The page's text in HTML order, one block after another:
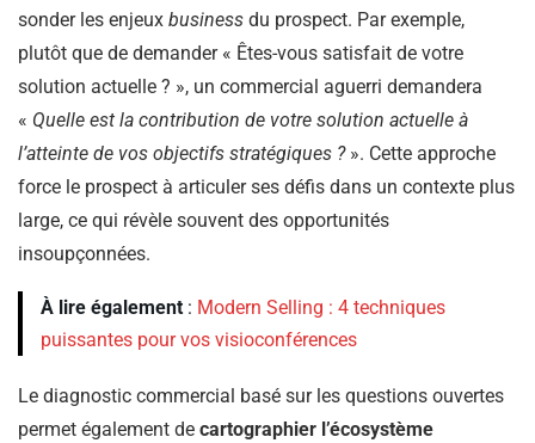
sonder les enjeux business du prospect. Par exemple,
plutôt que de demander « Êtes-vous satisfait de votre
solution actuelle ? », un commercial aguerri demandera
« Quelle est la contribution de votre solution actuelle à
l’atteinte de vos objectifs stratégiques ?». Cette approche
force le prospect à articuler ses défis dans un contexte plus
large, ce qui révèle souvent des opportunités
insoupçonnées.
À lire également : Modern Selling : 4 techniques
puissantes pour vos visioconférences
Le diagnostic commercial basé sur les questions ouvertes
permet également de cartographier l’écosystème